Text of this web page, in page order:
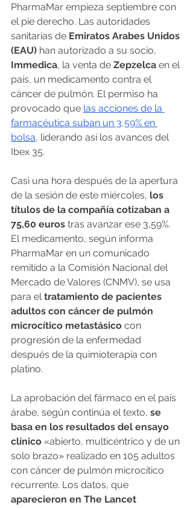
PharmaMar empieza septiembre con
el pie derecho. Las autoridades
sanitarias de Emiratos Arabes Unidos
(EAU) han autorizado a su socio,
Immedica, la venta de Zepzelca en el
país, un medicamento contra el
cáncer de pulmón. El permiso ha
provocado que las acciones de la
farmacéutica suban un 3,59% en
bolsa, liderando así los avances del
Ibex 35.
Casi una hora después de la apertura
de la sesión de este miércoles, los
títulos de la compañía cotizaban a
75,60 euros tras avanzar ese 3,59%.
El medicamento, según informa
PharmaMar en un comunicado
remitido a la Comisión Nacional del
Mercado de Valores (CNMV), se usa
para el tratamiento de pacientes
adultos con cáncer de pulmón
microcítico metastásico con
progresión de la enfermedad
después de la quimioterapia con
platino.
La aprobación del fármaco en el país
árabe, según continúa el texto, se
basa en los resultados del ensayo
clínico «abierto, multicéntrico y de un
solo brazo» realizado en 105 adultos
con cáncer de pulmón microcítico
recurrente. Los datos, que
aparecieron en The Lancet